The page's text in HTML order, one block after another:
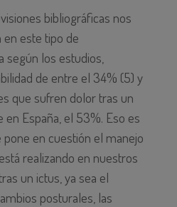
bibliográficas nos
en este tipo de
según los estudios,
de entre el 34% (5) y
que sufren dolor tras un
España, el 53%. Eso es
pone en cuestión el manejo
realizando en nuestros
un ictus, ya sea el
posturales, las